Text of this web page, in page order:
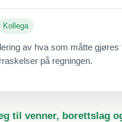
Kollega
av hva som måtte gjøres
på regningen.
til venner, borettslag